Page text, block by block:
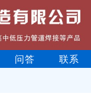
问答 联系